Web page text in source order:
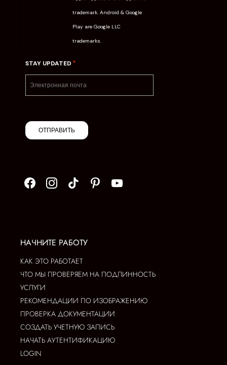
trademark. Android & Google
Play are Google LLC
trademarks.
STAY UPDATED *
ОТПРАВИТЬ
НАЧНИТЕ РАБОТУ
КАК ЭТО РАБОТАЕТ
ЧТО МЫ ПРОВЕРЯЕМ НА ПОДЛИННОСТЬ
УСЛУГИ
РЕКОМЕНДАЦИИ ПО ИЗОБРАЖЕНИЮ
ПРОВЕРКА ДОКУМЕНТАЦИИ
СОЗДАТЬ УЧЕТНУЮ ЗАПИСЬ
НАЧАТЬ АУТЕНТИФИКАЦИЮ
LOGIN